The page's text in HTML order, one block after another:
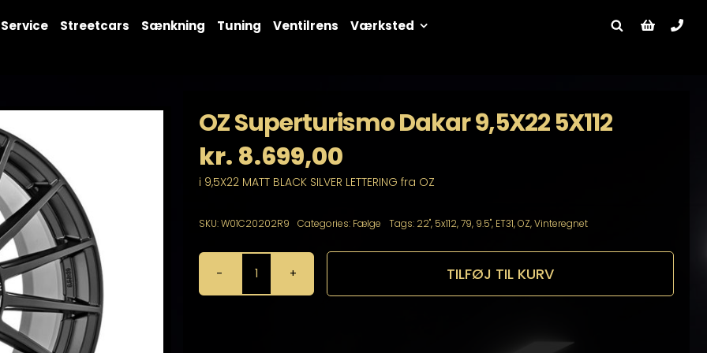
Service Streetcars Sænkning Tuning Ventilrens Værksted
OZ Superturismo Dakar 9,5X22 5X112
kr. 8.699,00
i 9,5X22 MATT BLACK SILVER LETTERING fra OZ
SKU:W01C20202R9 Categories: Fælge Tags: 22", 5x112,79, 9.5", ET31,OZ,Vinteregnet
OZ
Superturismo
TILFØJ TIL KURV